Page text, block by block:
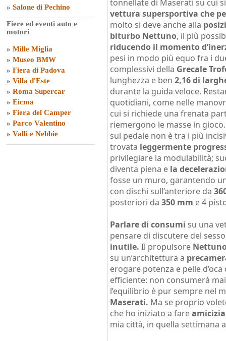
» Salone di Pechino
Fiere ed eventi auto e
motori
» Mille Miglia
» Museo BMW
» Fiera di Padova
» Villa d'Este
» Roma Supercar
» Eicma
» Fiera del Camper
» Parco Valentino
» Valli e Nebbie
tonnellate di Maserati su cui
vettura supersportiva che
molto si deve anche alla
biturbo Nettuno, il più
riducendo il momento
pesi in modo più equo fra i
complessivi della Grecale
lunghezza e ben 2,16 di
durante la guida veloce.
quotidiani, come nelle
cui si richiede una frenata
riemergono le masse in
sul pedale non è tra i più
trovata leggermente
privilegiare la modulabilità;
diventa piena e la
fosse un muro, garantendo
con dischi sull’anteriore da
posteriori da 350 mm e 4
Parlare di consumi su una
pensare di discutere del
inutile. Il propulsore
su un’architettura a
erogare potenza e pelle
efficiente: non consumerà
l’equilibrio è pur sempre nel
Maserati. Ma se proprio
che ho iniziato a fare
mia città, in quella settimana